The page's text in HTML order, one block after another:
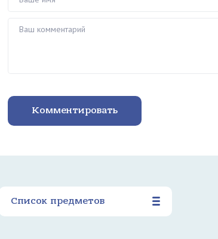
Комментировать
Список предметов